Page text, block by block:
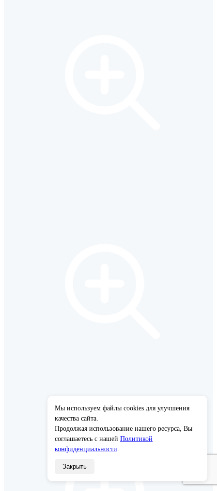
Мы используем файлы cookies для улучшения
качества сайта.
Продолжая использование нашего ресурса, Вы
соглашаетесь с нашей Политикой
конфиденциальности.
Закрыть